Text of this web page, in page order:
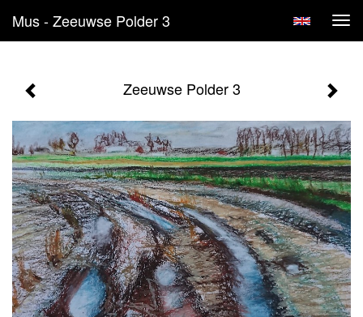
Mus - Zeeuwse Polder 3
Zeeuwse Polder 3